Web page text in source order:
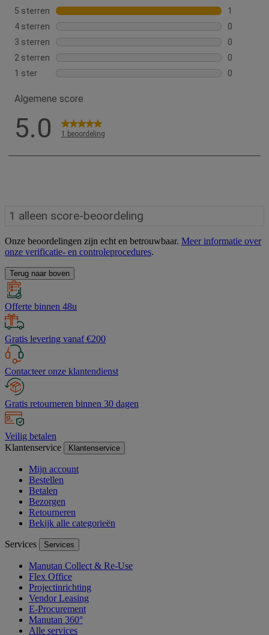
Onze beoordelingen zijn echt en betrouwbaar. Meer informatie over
onze verificatie- en controleprocedures.
Terug naar boven
Offerte binnen 48u
Gratis levering vanaf €200
Contacteer onze klantendienst
Gratis retourneren binnen 30 dagen
Veilig betalen
Klantenservice
Klantenservice
Mijn account
Bestellen
Betalen
Bezorgen
Retourneren
Bekijk alle categorieën
Services Services
Manutan Collect & Re-Use
Flex Office
Projectinrichting
Vendor Leasing
E-Procurement
Manutan 360°
Alle services